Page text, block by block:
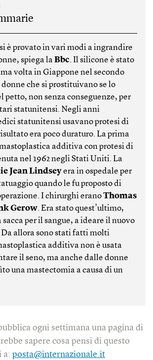
è provato in vari modi a ingrandire
spiega laBbc. Il silicone è stato
volta in Giappone nel secondo
che si prostituivano se lo
petto, non senza conseguenze, per
statunitensi. Negli anni
statunitensi usavano protesi di
era poco duraturo. La prima
additiva con protesi di
nel 1962 negli Stati Uniti. La
Jean Lind­seyera in ospedale per
quando le fu proposto di
I chirurghi eranoThomas
Gerow. Era stato quest’ultimo,
per il sangue, a ideare il nuovo
allora sono stati fatti molti
additiva non è usata
il seno, ma anche dalle donne
una mastectomia a causa di un
ogni settimana una pagina di
sapere cosa pensi di questo
a: posta@internazionale.it